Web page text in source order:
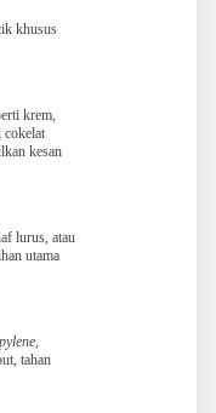
khusus
krem,
cokelat
kesan
lurus, atau
utama
,
tahan